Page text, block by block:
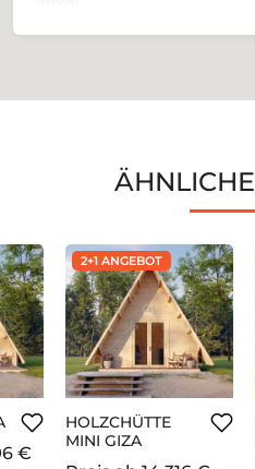
€
2+1 ANGEBOT
HOLZCHÜTTE
MINI GIZA